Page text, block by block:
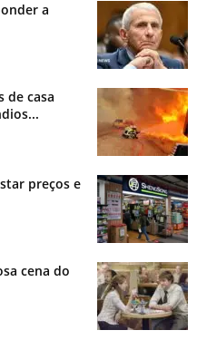
a
de casa
preços e
cena do